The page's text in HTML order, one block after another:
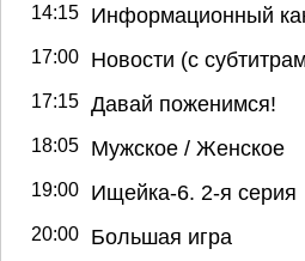
14:15 Информационный
17:00 Новости (с
17:15 Давай поженимся!
18:05 Мужское / Женское
19:00 Ищейка-6. 2-я серия
20:00 Большая игра